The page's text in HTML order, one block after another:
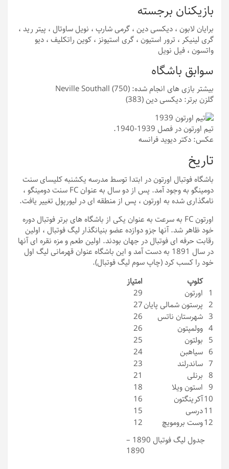
بازیکنان برجسته
برایان لابون ، دیکسی دین ، ​​گرمی شارپ ، نویل ساوتال ، پیتر رید ،
گری لینیکر ، ترور استیون ، گری استیونز ، کوین راتکلیف ، دیو
واتسون ، فیل نویل
سوابق باشگاه
بیشتر بازی های انجام شده: Neville Southall (750)
گلزن برتر: دیکسی دین (383)
تیم اورتون در فصل 1939-1940.
عکس: دکتر دیوید فرانسه
تاریخ
باشگاه فوتبال اورتون در ابتدا توسط مدرسه یکشنبه کلیسای سنت
دومینگو به وجود آمد. پس از دو سال به عنوان FC سنت دومینگو ،
نامگذاری شده به اورتون ، پس از منطقه ای در لیورپول تغییر یافت.
اورتون FC به سرعت به عنوان یکی از باشگاه های برتر فوتبال دوره
خود ظاهر شد. آنها جزو دوازده عضو بنیانگذار لیگ فوتبال ، اولین
رقابت حرفه ای فوتبال در جهان بودند. اولین طعم و مزه نقره ای آنها
در سال 1891 به دست آمد و این باشگاه عنوان قهرمانی لیگ اول
خود را کسب کرد (چاپ سوم لیگ فوتبال).
جدول لیگ فوتبال 1890 –
1890
کلوپ
امتیاز
1 اورتون
29
2 پرستون شمالی پایان27
3 شهرستان ناتس
26
4 وولمپتون
26
5 بولتون
25
6 سیاهبن
24
7 ساندرلند
23
8 برنلی
21
9 استون ویلا
18
10آکرینگتون
16
11درسی
15
12وست برومویچ 12